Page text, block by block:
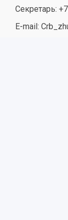
Секретарь:
E-mail: